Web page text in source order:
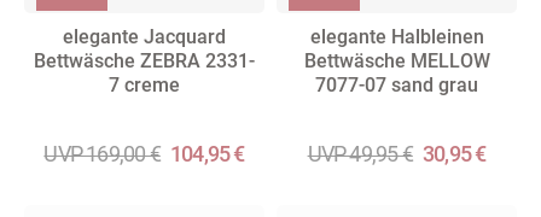
elegante Jacquard
Bettwäsche ZEBRA 2331-
7 creme
UVP 169,00 € 104,95 €
elegante Halbleinen
Bettwäsche MELLOW
7077-07 sand grau
UVP 49,95 € 30,95 €